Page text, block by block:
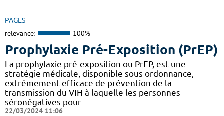
PAGES
relevance: 100%
Prophylaxie Pré-Exposition (PrEP)
La prophylaxie pré-exposition ou PrEP, est une
stratégie médicale, disponible sous ordonnance,
extrêmement efficace de prévention de la
transmission du VIH à laquelle les personnes
séronégatives pour
22/03/2024 11:06